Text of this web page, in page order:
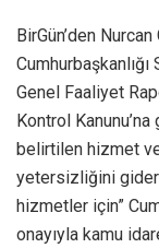
BirGün’den
Cumhurbaşkanlığı
Genel Faaliyet
Kontrol
belirtilen hizmet
yetersizliğini
hizmetler için”
onayıyla kamu